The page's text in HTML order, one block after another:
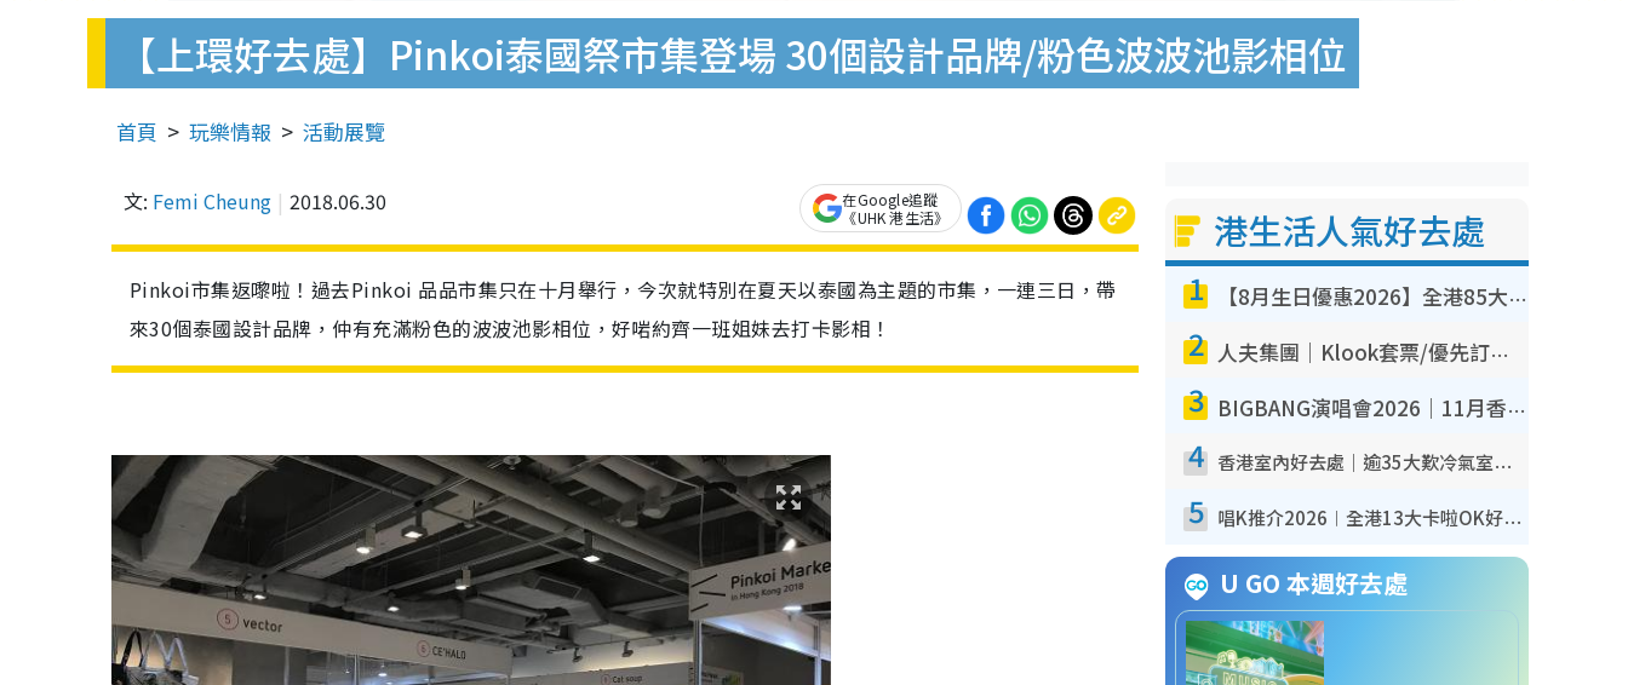
【上環好去處】Pinkoi泰國祭市集登場 30個設計品牌/粉色波波池影相位
首頁 玩樂情報 活動展覽
文: Femi Cheung 2018.06.30
在Google追蹤
《UHK 港生活》
Pinkoi市集返嚟啦！過去Pinkoi 品品市集只在十月舉行，今次就特別在夏天以泰國為主題的市集，一連三日，帶
來30個泰國設計品牌，仲有充滿粉色的波波池影相位，好啱約齊一班姐妹去打卡影相！
港生活人氣好去處
1 【8月生日優惠2026】全港85大食買玩著數攻略 自助餐/火鍋放題同行免費＋誠品/DONKI送現金券
2 人夫集團｜Klook套票/優先訂票/公開發售搶飛攻略！附票價.購票連結.場地座位表
3 BIGBANG演唱會2026｜11月香港啟德開3場！實名制VIP申請、優先購票攻略
4 香港室內好去處｜逾35大歎冷氣室內好去處推介 室內活動免費避雨無懼落雨
5 唱K推介2026︱全港13大卡啦OK好去處！最平$36起 日文K都有！(附地址+收費詳情)
U GO 本週好去處